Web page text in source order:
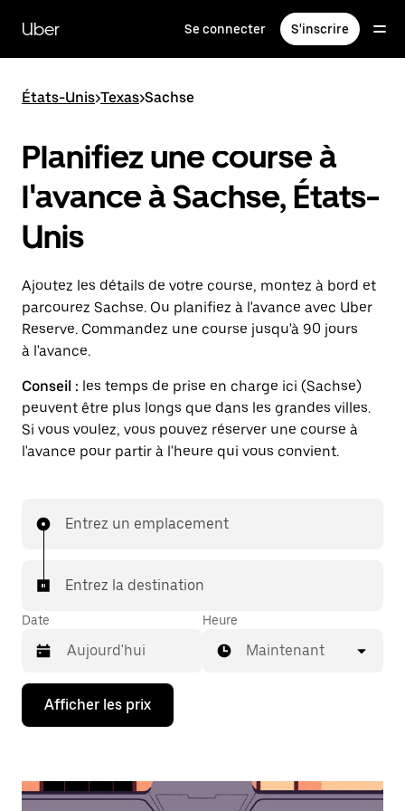
contenu
principal
Uber Se connecter S'inscrire
États-Unis>Texas>Sachse
Planifiez une course à
l'avance à Sachse, États-
Unis
Ajoutez les détails de votre course, montez à bord et
parcourez Sachse. Ou planifiez à l'avance avec Uber
Reserve. Commandez une course jusqu'à 90 jours
à l'avance.
Conseil : les temps de prise en charge ici (Sachse)
peuvent être plus longs que dans les grandes villes.
Si vous voulez, vous pouvez réserver une course à
l'avance pour partir à l'heure qui vous convient.
Entrez un emplacement
Entrez la destination
Date
Appuyez
la
bas
Heure
Maintenant
Afficher les prix